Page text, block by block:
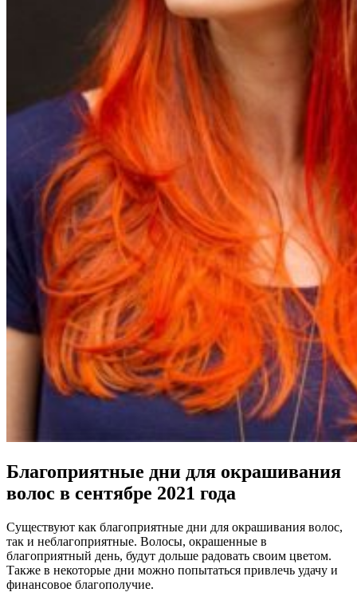
Благоприятные дни для окрашивания
волос в сентябре 2021 года
Существуют как благоприятные дни для окрашивания волос,
так и неблагоприятные. Волосы, окрашенные в
благоприятный день, будут дольше радовать своим цветом.
Также в некоторые дни можно попытаться привлечь удачу и
финансовое благополучие.